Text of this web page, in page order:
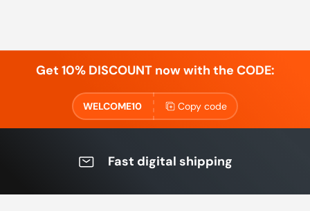
Get 10% DISCOUNT now with the CODE:
WELCOME10 Copy code
Fast digital shipping